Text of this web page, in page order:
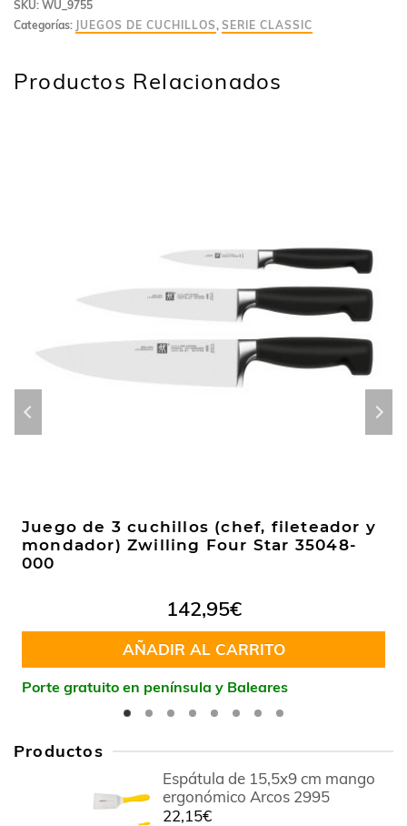
SKU: WU_9755
Categorías: JUEGOS DE CUCHILLOS, SERIE CLASSIC
Productos Relacionados
Juego de 3 cuchillos (chef, fileteador y
mondador) Zwilling Four Star 35048-
000
142,95€
AÑADIR AL CARRITO
Porte gratuito en península y Baleares
Productos
Espátula de 15,5x9 cm mango
ergonómico Arcos 2995
22,15€